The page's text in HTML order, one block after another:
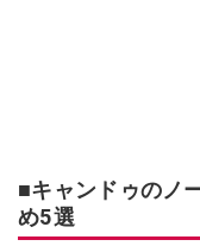
■キャンドゥのノ
め5選